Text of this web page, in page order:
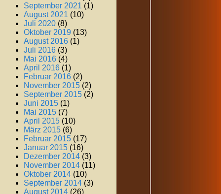
September 2021 (1)
August 2021 (10)
Juli 2020 (8)
Oktober 2019 (13)
August 2016 (1)
Juli 2016 (3)
Mai 2016 (4)
April 2016 (1)
Februar 2016 (2)
November 2015 (2)
September 2015 (2)
Juni 2015 (1)
Mai 2015 (7)
April 2015 (10)
März 2015 (6)
Februar 2015 (17)
Januar 2015 (16)
Dezember 2014 (3)
November 2014 (11)
Oktober 2014 (10)
September 2014 (3)
August 2014 (26)